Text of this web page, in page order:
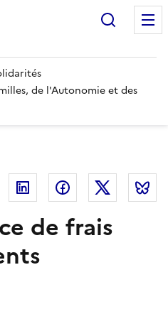
de l'Autonomie et des
Courriel Linkedin FacebookTwitter
de frais